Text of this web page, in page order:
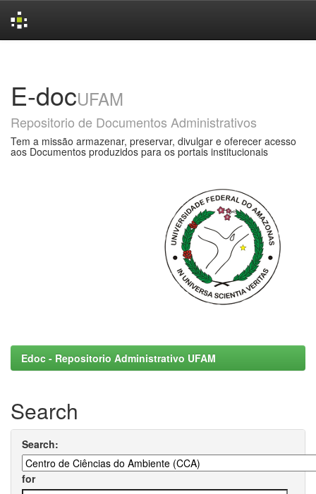
E-docUFAM
Repositorio de Documentos Administrativos
Tem a missão armazenar, preservar, divulgar e oferecer acesso
aos Documentos produzidos para os portais institucionais
Edoc - Repositorio Administrativo UFAM
Search
Search:
for